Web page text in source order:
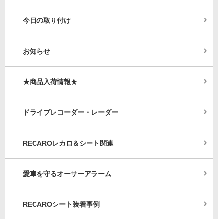
今日の取り付け
お知らせ
★商品入荷情報★
ドライブレコーダー・レーダー
RECAROレカロ＆シート関連
愛車を守るオーサーアラーム
RECAROシート装着事例